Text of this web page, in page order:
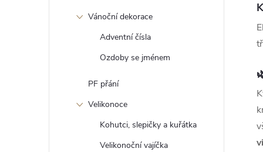
Vánoční dekorace
Adventní čísla
Ozdoby se jménem
PF přání
Velikonoce
Kohutci, slepičky a kuřátka
Velikonoční vajíčka